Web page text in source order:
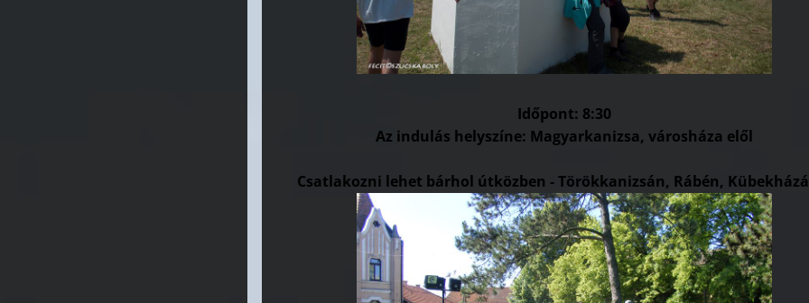
Időpont: 8:30
Az indulás helyszíne: Magyarkanizsa, városháza elől
Csatlakozni lehet bárhol útközben - Törökkanizsán, Rábén,